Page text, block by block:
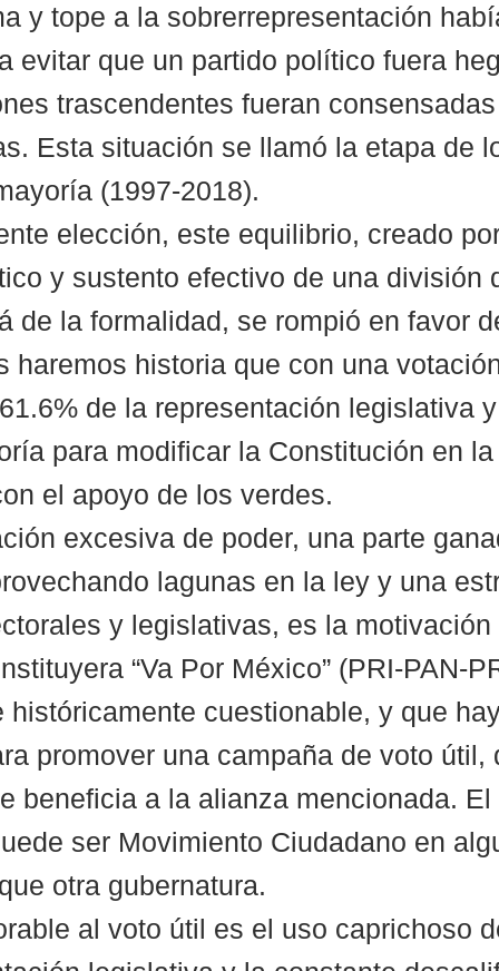
y tope a la sobrerrepresentación
evitar que un partido político fuera
trascendentes fueran
Esta situación se llamó la etapa de
(1997-2018).
elección, este equilibrio, creado
y sustento efectivo de una división
de la formalidad, se rompió en favor
haremos historia que con una
de la representación legislativa
para modificar la Constitución en
el apoyo de los verdes.
excesiva de poder, una parte
lagunas en la ley y una
y legislativas, es la
“Va Por México” (PRI-PAN-
históricamente cuestionable, y que
promover una campaña de voto
beneficia a la alianza mencionada. El
ser Movimiento Ciudadano en
otra gubernatura.
al voto útil es el uso caprichoso